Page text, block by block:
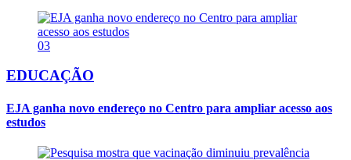
03
EDUCAÇÃO
EJA ganha novo endereço no Centro para ampliar acesso aos
estudos